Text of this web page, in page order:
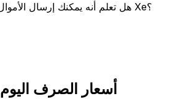
هل تعلم أنه يمكنك إرسال الأموال إلى الخارج باستخدام Xe؟
XAU إلى ILS أسعار الصرف اليوم